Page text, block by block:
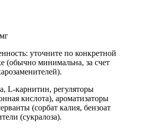
уточните по конкретной
(обычно минимальна, за счет
L-карнитин, регуляторы
кислота), ароматизаторы
(сорбат калия, бензоат
(сукралоза).